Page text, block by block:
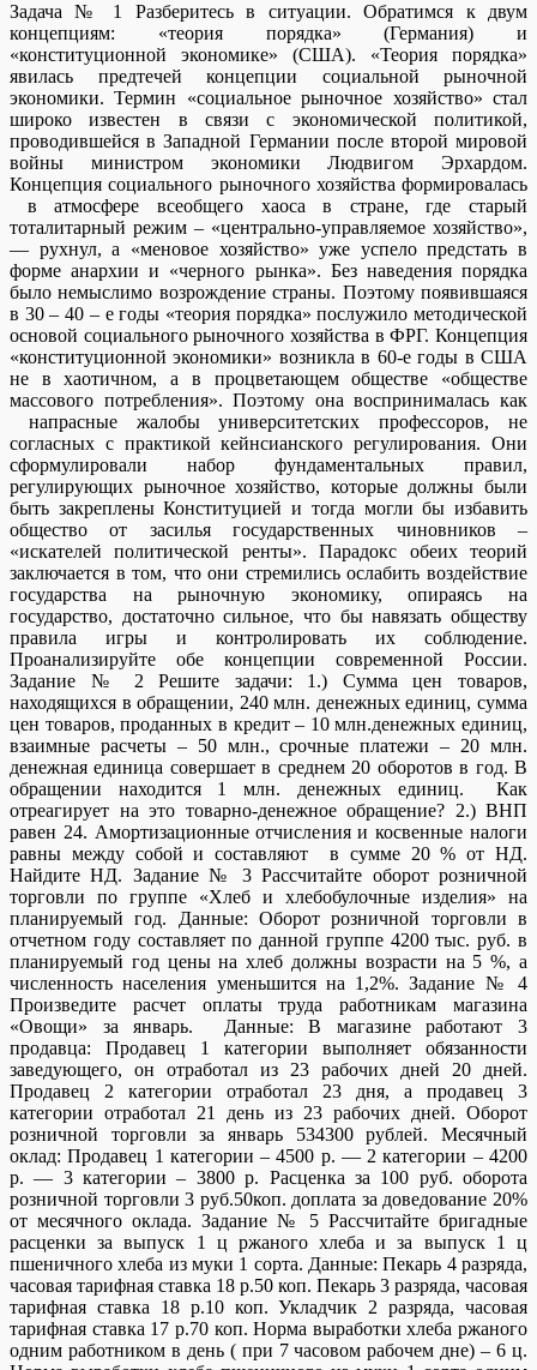
Задача № 1 Разберитесь в ситуации. Обратимся к двум
концепциям: «теория порядка» (Германия) и
«конституционной экономике» (США). «Теория порядка»
явилась предтечей концепции социальной рыночной
экономики. Термин «социальное рыночное хозяйство» стал
широко известен в связи с экономической политикой,
проводившейся в Западной Германии после второй мировой
войны министром экономики Людвигом Эрхардом.
Концепция социального рыночного хозяйства формировалась
в атмосфере всеобщего хаоса в стране, где старый
тоталитарный режим – «центрально-управляемое хозяйство»,
— рухнул, а «меновое хозяйство» уже успело предстать в
форме анархии и «черного рынка». Без наведения порядка
было немыслимо возрождение страны. Поэтому появившаяся
в 30 – 40 – е годы «теория порядка» послужило методической
основой социального рыночного хозяйства в ФРГ. Концепция
«конституционной экономики» возникла в 60-е годы в США
не в хаотичном, а в процветающем обществе «обществе
массового потребления». Поэтому она воспринималась как
напрасные жалобы университетских профессоров, не
согласных с практикой кейнсианского регулирования. Они
сформулировали набор фундаментальных правил,
регулирующих рыночное хозяйство, которые должны были
быть закреплены Конституцией и тогда могли бы избавить
общество от засилья государственных чиновников –
«искателей политической ренты». Парадокс обеих теорий
заключается в том, что они стремились ослабить воздействие
государства на рыночную экономику, опираясь на
государство, достаточно сильное, что бы навязать обществу
правила игры и контролировать их соблюдение.
Проанализируйте обе концепции современной России.
Задание № 2 Решите задачи: 1.) Сумма цен товаров,
находящихся в обращении, 240 млн. денежных единиц, сумма
цен товаров, проданных в кредит – 10 млн.денежных единиц,
взаимные расчеты – 50 млн., срочные платежи – 20 млн.
денежная единица совершает в среднем 20 оборотов в год. В
обращении находится 1 млн. денежных единиц. Как
отреагирует на это товарно-денежное обращение? 2.) ВНП
равен 24. Амортизационные отчисления и косвенные налоги
равны между собой и составляют в сумме 20 % от НД.
Найдите НД. Задание № 3 Рассчитайте оборот розничной
торговли по группе «Хлеб и хлебобулочные изделия» на
планируемый год. Данные: Оборот розничной торговли в
отчетном году составляет по данной группе 4200 тыс. руб. в
планируемый год цены на хлеб должны возрасти на 5 %, а
численность населения уменьшится на 1,2%. Задание № 4
Произведите расчет оплаты труда работникам магазина
«Овощи» за январь. Данные: В магазине работают 3
продавца: Продавец 1 категории выполняет обязанности
заведующего, он отработал из 23 рабочих дней 20 дней.
Продавец 2 категории отработал 23 дня, а продавец 3
категории отработал 21 день из 23 рабочих дней. Оборот
розничной торговли за январь 534300 рублей. Месячный
оклад: Продавец 1 категории – 4500 р. — 2 категории – 4200
р. — 3 категории – 3800 р. Расценка за 100 руб. оборота
розничной торговли 3 руб.50коп. доплата за доведование 20%
от месячного оклада. Задание № 5 Рассчитайте бригадные
расценки за выпуск 1 ц ржаного хлеба и за выпуск 1 ц
пшеничного хлеба из муки 1 сорта. Данные: Пекарь 4 разряда,
часовая тарифная ставка 18 р.50 коп. Пекарь 3 разряда, часовая
тарифная ставка 18 р.10 коп. Укладчик 2 разряда, часовая
тарифная ставка 17 р.70 коп. Норма выработки хлеба ржаного
одним работником в день ( при 7 часовом рабочем дне) – 6 ц.